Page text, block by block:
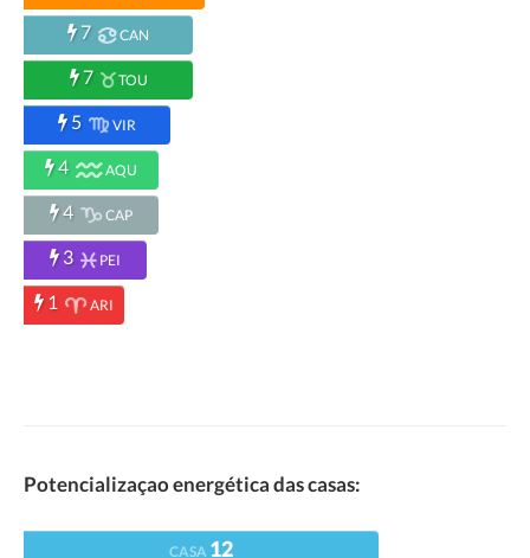
7 CAN
7 TOU
5 VIR
4 AQU
4 CAP
3 PEI
1 ARI
Potencializaçao energética das casas:
CASA 12